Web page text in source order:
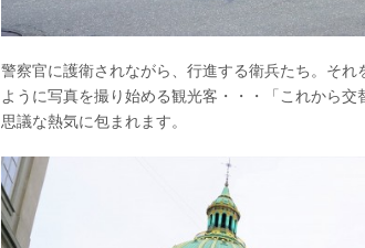
警察官に護衛されながら、行進する衛兵たち。そ
ように写真を撮り始める観光客・・・「これから
思議な熱気に包まれます。